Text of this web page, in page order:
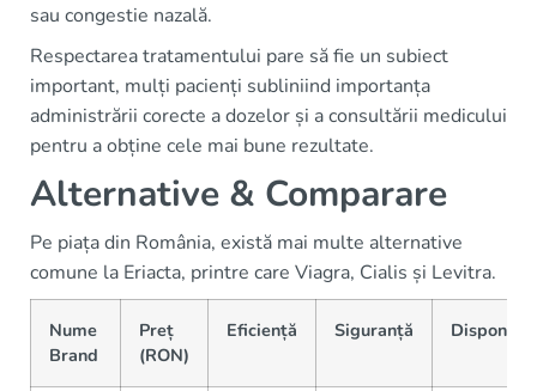
sau congestie nazală.
Respectarea tratamentului pare să fie un subiect
important, mulți pacienți subliniind importanța
administrării corecte a dozelor și a consultării medicului
pentru a obține cele mai bune rezultate.
Alternative & Comparare
Pe piața din România, există mai multe alternative
comune la Eriacta, printre care Viagra, Cialis și Levitra.
Nume
Brand
Preț
(RON)
Eficiență Siguranță